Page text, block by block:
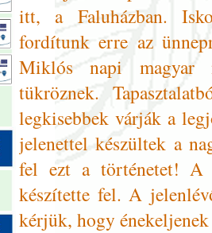
itt, a Faluházban.
fordítunk erre az
Miklós napi magyar
tükröznek.
legkisebbek várják a
jelenettel készültek a
fel ezt a történetet! A
készítette fel. A
kérjük, hogy